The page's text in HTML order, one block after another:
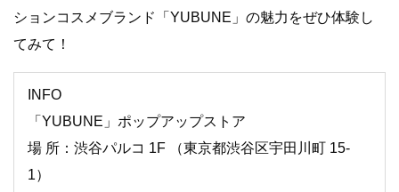
ションコスメブランド「YUBUNE」の魅力をぜひ体験し
てみて！
INFO
「YUBUNE」ポップアップストア
場 所：渋谷パルコ 1F （東京都渋谷区宇田川町 15-
1）